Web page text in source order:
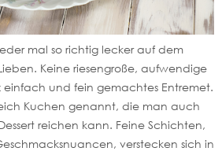
mal so richtig lecker auf dem
Keine riesengroße, aufwendige
einfach und fein gemachtes Entremet.
Kuchen genannt, die man auch
reichen kann. Feine Schichten,
verstecken sich in